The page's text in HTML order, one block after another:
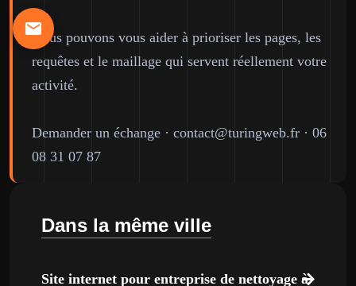
Nous pouvons vous aider à prioriser les pages, les
requêtes et le maillage qui servent réellement votre
activité.
Demander un échange · contact@turingweb.fr · 06
08 31 07 87
Dans la même ville
Site internet pour entreprise de nettoyage à